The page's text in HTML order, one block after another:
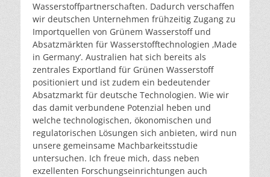
Wasserstoffpartnerschaften. Dadurch verschaffen
wir deutschen Unternehmen frühzeitig Zugang zu
Importquellen von Grünem Wasserstoff und
Absatzmärkten für Wasserstofftechnologien ‚Made
in Germany‘. Australien hat sich bereits als
zentrales Exportland für Grünen Wasserstoff
positioniert und ist zudem ein bedeutender
Absatzmarkt für deutsche Technologien. Wie wir
das damit verbundene Potenzial heben und
welche technologischen, ökonomischen und
regulatorischen Lösungen sich anbieten, wird nun
unsere gemeinsame Machbarkeitsstudie
untersuchen. Ich freue mich, dass neben
exzellenten Forschungseinrichtungen auch